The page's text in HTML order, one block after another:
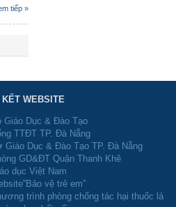
tiếp »
KẾT WEBSITE
Giáo Dục & Đào Tạo
TTĐT TP. Đà Nẵng
Giáo Dục & Đào Tạo TP. Đà Nẵng
GD&ĐT Quận Thanh Khê
dục Việt Nam
vệ trẻ em”
trình phòng chống tác hại thuốc lá